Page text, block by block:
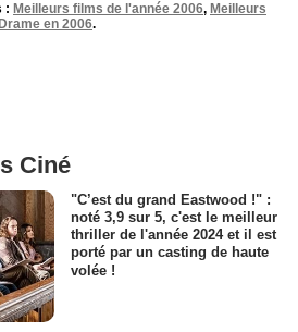
: Meilleurs films de l'année 2006, Meilleurs
en 2006.
Ciné
"C’est du grand Eastwood !" :
noté 3,9 sur 5, c'est le meilleur
thriller de l'année 2024 et il est
porté par un casting de haute
volée !